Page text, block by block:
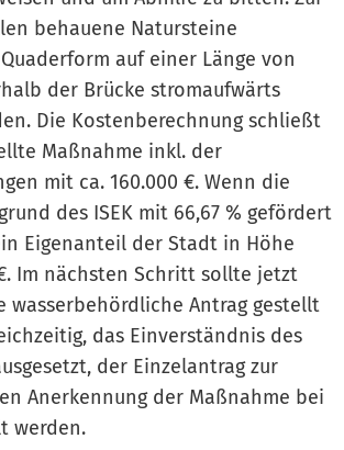
behauene Natursteine
auf einer Länge von
der Brücke stromaufwärts
Die Kostenberechnung schließt
Maßnahme inkl. der
mit ca. 160.000 €. Wenn die
des ISEK mit 66,67 % gefördert
Eigenanteil der Stadt in Höhe
Im nächsten Schritt sollte jetzt
wasserbehördliche Antrag gestellt
das Einverständnis des
der Einzelantrag zur
Anerkennung der Maßnahme bei
werden.